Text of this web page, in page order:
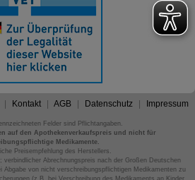
Kontakt AGB Datenschutz Impressum
Felder sind Pflichtangaben.
auf den Apothekenverkaufspreis und nicht für
Medikamente.
Preisempfehlung des Herstellers.
verbindlicher Abrechnungspreis nach der Großen Deutschen
Abgabe von nicht verschreibungspflichtigen Medikamenten zu
(z.B. bei Verschreibung des Medikaments an Kinder